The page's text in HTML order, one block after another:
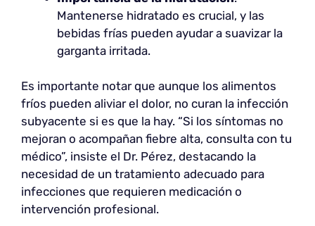
Mantenerse hidratado es crucial, y las
bebidas frías pueden ayudar a suavizar la
garganta irritada.
Es importante notar que aunque los alimentos
fríos pueden aliviar el dolor, no curan la infección
subyacente si es que la hay. “Si los síntomas no
mejoran o acompañan fiebre alta, consulta con tu
médico”, insiste el Dr. Pérez, destacando la
necesidad de un tratamiento adecuado para
infecciones que requieren medicación o
intervención profesional.